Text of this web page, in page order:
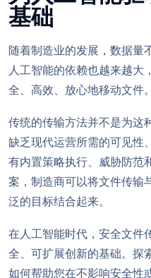
基础
随着制造业的发展，数据量
人工智能的依赖也越来越大
全、高效、放心地移动文件。
传统的传输方法并不是为这
缺乏现代运营所需的可见性
有内置策略执行、威胁防范
案，制造商可以将文件传输
泛的目标结合起来。
在人工智能时代，安全文件
全、可扩展创新的基础。探
如何帮助您在不影响安全性